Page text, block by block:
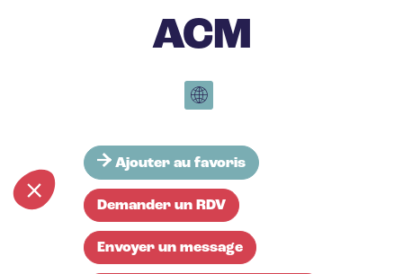
ACM
Ajouter au favoris
Demander un RDV
Envoyer un message